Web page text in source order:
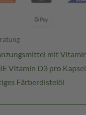
mit
Vitamin D3 pro Kapsel
Färberdistelöl